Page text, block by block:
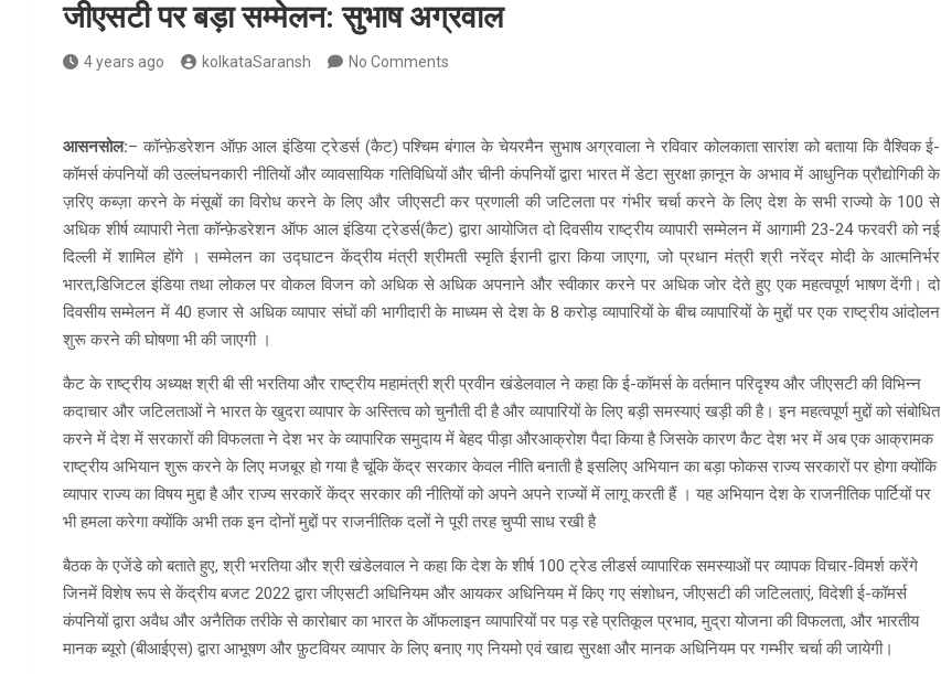
जीएसटी पर बड़ा सम्मेलन: सुभाष अग्रवाल
4 years ago kolkataSaransh No Comments
आसनसोल:– कॉन्फ़ेडरेशन ऑफ़ आल इंडिया ट्रेडर्स (कैट) पश्चिम बंगाल के चेयरमैन सुभाष अग्रवाला ने रविवार कोलकाता सारांश को बताया कि वैश्विक ई-
कॉमर्स कंपनियों की उल्लंघनकारी नीतियों और व्यावसायिक गतिविधियों और चीनी कंपनियों द्वारा भारत में डेटा सुरक्षा क़ानून के अभाव में आधुनिक प्रौद्योगिकी के
ज़रिए कब्ज़ा करने के मंसूबों का विरोध करने के लिए और जीएसटी कर प्रणाली की जटिलता पर गंभीर चर्चा करने के लिए देश के सभी राज्यो के 100 से
अधिक शीर्ष व्यापारी नेता कॉन्फ़ेडरेशन ऑफ आल इंडिया ट्रेडर्स(कैट) द्वारा आयोजित दो दिवसीय राष्ट्रीय व्यापारी सम्मेलन में आगामी 23-24 फरवरी को नई
दिल्ली में शामिल होंगे । सम्मेलन का उद्घाटन केंद्रीय मंत्री श्रीमती स्मृति ईरानी द्वारा किया जाएगा, जो प्रधान मंत्री श्री नरेंद्र मोदी के आत्मनिर्भर
भारत,डिजिटल इंडिया तथा लोकल पर वोकल विजन को अधिक से अधिक अपनाने और स्वीकार करने पर अधिक जोर देते हुए एक महत्वपूर्ण भाषण देंगी। दो
दिवसीय सम्मेलन में 40 हजार से अधिक व्यापार संघों की भागीदारी के माध्यम से देश के 8 करोड़ व्यापारियों के बीच व्यापारियों के मुद्दों पर एक राष्ट्रीय आंदोलन
शुरू करने की घोषणा भी की जाएगी ।
कैट के राष्ट्रीय अध्यक्ष श्री बी सी भरतिया और राष्ट्रीय महामंत्री श्री प्रवीन खंडेलवाल ने कहा कि ई-कॉमर्स के वर्तमान परिदृश्य और जीएसटी की विभिन्न
कदाचार और जटिलताओं ने भारत के खुदरा व्यापार के अस्तित्व को चुनौती दी है और व्यापारियों के लिए बड़ी समस्याएं खड़ी की है। इन महत्वपूर्ण मुद्दों को संबोधित
करने में देश में सरकारों की विफलता ने देश भर के व्यापारिक समुदाय में बेहद पीड़ा औरआक्रोश पैदा किया है जिसके कारण कैट देश भर में अब एक आक्रामक
राष्ट्रीय अभियान शुरू करने के लिए मजबूर हो गया है चूंकि केंद्र सरकार केवल नीति बनाती है इसलिए अभियान का बड़ा फोकस राज्य सरकारों पर होगा क्योंकि
व्यापार राज्य का विषय मुद्दा है और राज्य सरकारें केंद्र सरकार की नीतियों को अपने अपने राज्यों में लागू करती हैं । यह अभियान देश के राजनीतिक पार्टियों पर
भी हमला करेगा क्योंकि अभी तक इन दोनों मुद्दों पर राजनीतिक दलों ने पूरी तरह चुप्पी साध रखी है
बैठक के एजेंडे को बताते हुए, श्री भरतिया और श्री खंडेलवाल ने कहा कि देश के शीर्ष 100 ट्रेड लीडर्स व्यापारिक समस्याओं पर व्यापक विचार-विमर्श करेंगे
जिनमें विशेष रूप से केंद्रीय बजट 2022 द्वारा जीएसटी अधिनियम और आयकर अधिनियम में किए गए संशोधन, जीएसटी की जटिलताएं, विदेशी ई-कॉमर्स
कंपनियों द्वारा अवैध और अनैतिक तरीके से कारोबार का भारत के ऑफलाइन व्यापारियों पर पड़ रहे प्रतिकूल प्रभाव, मुद्रा योजना की विफलता, और भारतीय
मानक ब्यूरो (बीआईएस) द्वारा आभूषण और फ़ुटवियर व्यापार के लिए बनाए गए नियमो एवं खाद्य सुरक्षा और मानक अधिनियम पर गम्भीर चर्चा की जायेगी।